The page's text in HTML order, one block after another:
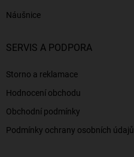
Náušnice
SERVIS A PODPORA
Storno a reklamace
Hodnocení obchodu
Obchodní podmínky
Podmínky ochrany osobních údajů